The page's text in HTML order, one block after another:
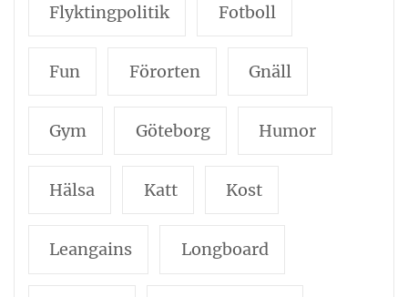
Flyktingpolitik Fotboll
Fun Förorten Gnäll
Gym Göteborg Humor
Hälsa Katt Kost
Leangains Longboard